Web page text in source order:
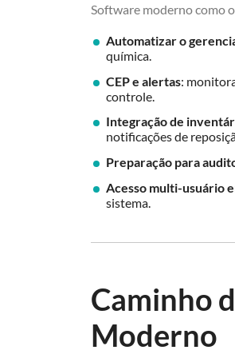
Software moderno como o
Automatizar o
química.
CEP e alertas:
controle.
Integração de
notificações de
Preparação para
Acesso multi-usuário
sistema.
Caminho
Moderno